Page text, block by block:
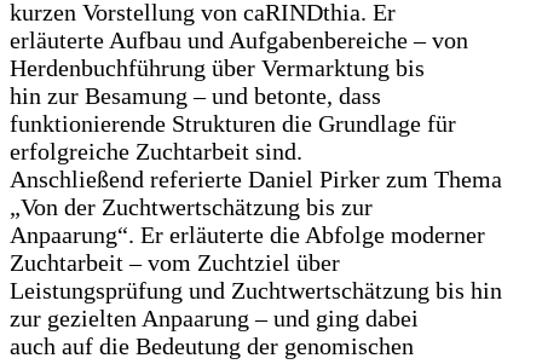
kurzen Vorstellung von caRINDthia. Er
erläuterte Aufbau und Aufgabenbereiche – von
Herdenbuchführung über Vermarktung bis
hin zur Besamung – und betonte, dass
funktionierende Strukturen die Grundlage für
erfolgreiche Zuchtarbeit sind.
Anschließend referierte Daniel Pirker zum Thema
„Von der Zuchtwertschätzung bis zur
Anpaarung“. Er erläuterte die Abfolge moderner
Zuchtarbeit – vom Zuchtziel über
Leistungsprüfung und Zuchtwertschätzung bis hin
zur gezielten Anpaarung – und ging dabei
auch auf die Bedeutung der genomischen